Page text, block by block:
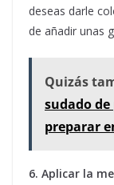
deseas darle
de añadir unas
Quizás
sudado
preparar
6. Aplicar la